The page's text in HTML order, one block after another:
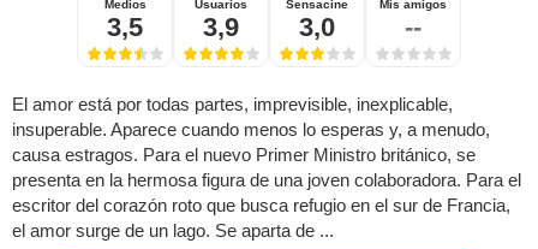
Medios
3,5
Usuarios
3,9
Sensacine
3,0
Mis amigos
--
El amor está por todas partes, imprevisible, inexplicable,
insuperable. Aparece cuando menos lo esperas y, a menudo,
causa estragos. Para el nuevo Primer Ministro británico, se
presenta en la hermosa figura de una joven colaboradora. Para el
escritor del corazón roto que busca refugio en el sur de Francia,
el amor surge de un lago. Se aparta de ...